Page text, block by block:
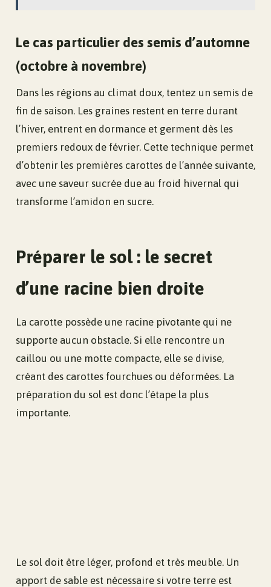
Le cas particulier des semis d’automne
(octobre à novembre)
Dans les régions au climat doux, tentez un semis de
fin de saison. Les graines restent en terre durant
l’hiver, entrent en dormance et germent dès les
premiers redoux de février. Cette technique permet
d’obtenir les premières carottes de l’année suivante,
avec une saveur sucrée due au froid hivernal qui
transforme l’amidon en sucre.
Préparer le sol : le secret
d’une racine bien droite
La carotte possède une racine pivotante qui ne
supporte aucun obstacle. Si elle rencontre un
caillou ou une motte compacte, elle se divise,
créant des carottes fourchues ou déformées. La
préparation du sol est donc l’étape la plus
importante.
Le sol doit être léger, profond et très meuble. Un
apport de sable est nécessaire si votre terre est